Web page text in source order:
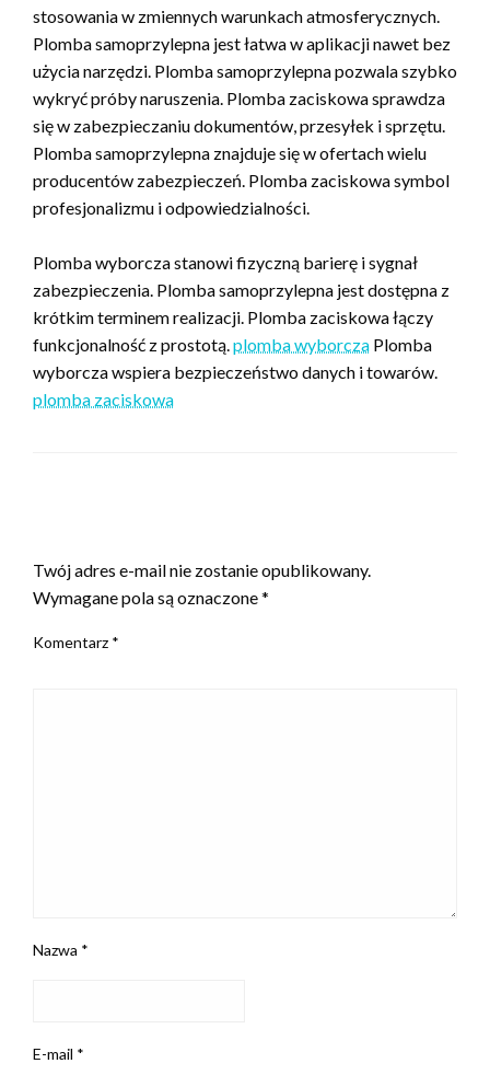
stosowania w zmiennych warunkach atmosferycznych.
Plomba samoprzylepna jest łatwa w aplikacji nawet bez
użycia narzędzi. Plomba samoprzylepna pozwala szybko
wykryć próby naruszenia. Plomba zaciskowa sprawdza
się w zabezpieczaniu dokumentów, przesyłek i sprzętu.
Plomba samoprzylepna znajduje się w ofertach wielu
producentów zabezpieczeń. Plomba zaciskowa symbol
profesjonalizmu i odpowiedzialności.
Plomba wyborcza stanowi fizyczną barierę i sygnał
zabezpieczenia. Plomba samoprzylepna jest dostępna z
krótkim terminem realizacji. Plomba zaciskowa łączy
funkcjonalność z prostotą. plomba wyborcza Plomba
wyborcza wspiera bezpieczeństwo danych i towarów.
plomba zaciskowa
Twój adres e-mail nie zostanie opublikowany.
Wymagane pola są oznaczone*
Komentarz *
Nazwa *
E-mail *